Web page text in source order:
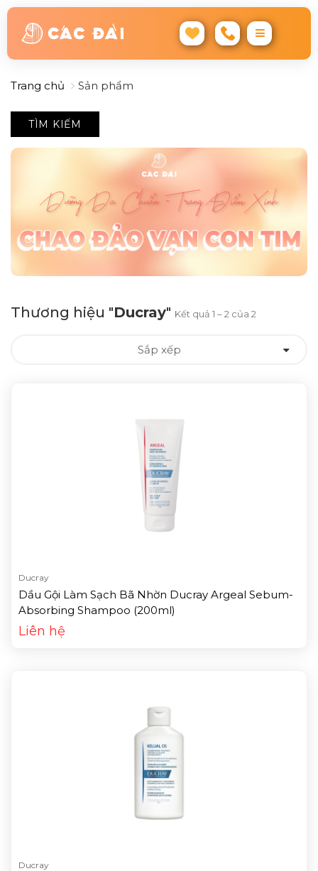
Trang chủ Sản phẩm
TÌM KIẾM
Thương hiệu "Ducray" Kết quả 1 – 2 của 2
Sắp xếp
Ducray
Dầu Gội Làm Sạch Bã Nhờn Ducray Argeal Sebum-
Absorbing Shampoo (200ml)
Liên hệ
Ducray